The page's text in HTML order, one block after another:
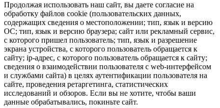
Продолжая использовать наш сайт, вы даете согласие на
обработку файлов cookie (пользовательских данных,
содержащих сведения о местоположении; тип, язык и версию
ОС; тип, язык и версию браузера; сайт или рекламный сервис,
с которого пришел пользователь; тип, язык и разрешение
экрана устройства, с которого пользователь обращается к
сайту; ip-адрес, с которого пользователь обращается к сайту;
сведения о взаимодействии пользователя с web-интерфейсом
и службами сайта) в целях аутентификации пользователя на
сайте, проведения ретаргетинга, статистических
исследований и обзоров. Если вы не хотите, чтобы ваши
данные обрабатывались, покиньте сайт.